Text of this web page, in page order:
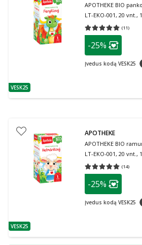
patarimas
VESK25
APOTHEKE BIO
LT-EKO-001, 20 vnt.,
(11)
Vidutinis įvertinimas 5.00
patarimas
Lojalumo
-25%
Įvedus kodą VESK25
patarimas
VESK25
APOTHEKE
APOTHEKE BIO
LT-EKO-001, 20 vnt.,
(14)
Vidutinis įvertinimas 5.00
patarimas
Lojalumo
-25%
Įvedus kodą VESK25